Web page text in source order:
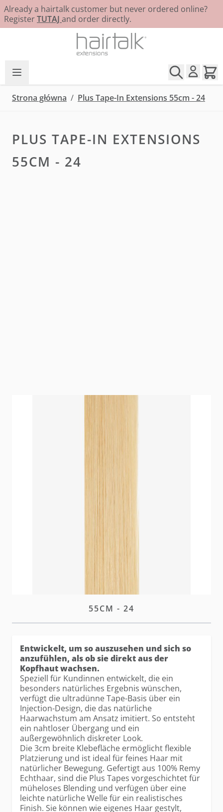
Already a hairtalk customer but never ordered online?
RegisterTUTAJ and order directly.
Strona główna / Plus Tape-In Extensions 55cm - 24
PLUS TAPE-IN EXTENSIONS
55CM - 24
55CM - 24
Entwickelt, um so auszusehen und sich so
anzufühlen, als ob sie direkt aus der
Kopfhaut wachsen.
Speziell für Kundinnen entwickelt, die ein
besonders natürliches Ergebnis wünschen,
verfügt die ultradünne Tape-Basis über ein
Injection-Design, die das natürliche
Haarwachstum am Ansatz imitiert. So entsteht
ein nahtloser Übergang und ein
außergewöhnlich diskreter Look.
Die 3cm breite Klebefläche ermöglicht flexible
Platzierung und ist ideal für feines Haar mit
natürlicher Bewegung. Gefertigt aus 100% Remy
Echthaar, sind die Plus Tapes vorgeschichtet für
müheloses Blending und verfügen über eine
leichte natürliche Welle für ein realistisches
Finish. Sie können wie eigenes Haar gestylt,